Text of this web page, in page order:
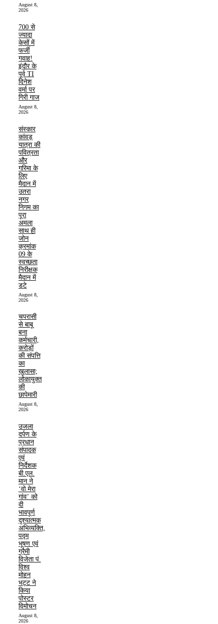
August 8,
2026
700 से
ज्यादा
केसों में
फर्जी
गवाह!
इंदौर के
पूर्व TI
दिनेश
वर्मा पर
गिरी गाज
August 8,
2026
संस्कार
कांवड़
यात्रा की
पवित्रता
और
गरिमा के
लिए
मैदान में
उतरा
नगर
निगम का
पूरा
अमला
साथ ही
जोन
क्रमांक
09 के
स्वच्छता
निरीक्षक
मैदान में
डटे
August 8,
2026
चपरासी
से बाबू
बना
कर्मचारी,
करोड़ों
की संपत्ति
का
खुलासा;
लोकायुक्त
की
छापेमारी
August 8,
2026
उजला
दर्पण के
प्रधान
संपादक
एवं
निर्देशक
बी.एल.
मान ने
‘वो मेरा
गांव’ को
दी
भावपूर्ण
दृश्यात्मक
अभिव्यक्ति,
पद्म
भूषण एवं
ग्रैमी
विजेता पं.
विश्व
मोहन
भट्ट ने
किया
पोस्टर
विमोचन
August 8,
2026